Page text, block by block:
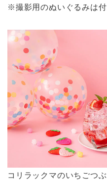
※撮影用のぬいぐるみは付
コリラックマのいちごつ